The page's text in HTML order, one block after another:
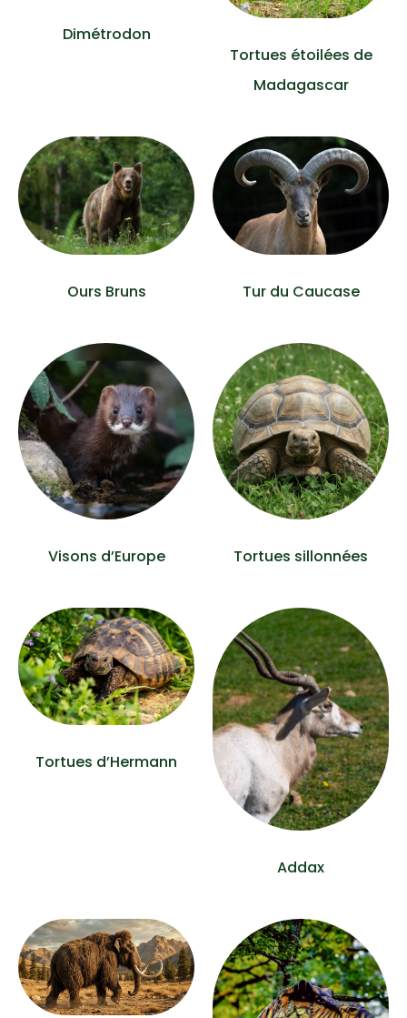
Dimétrodon
Tortues étoilées de
Madagascar
Ours Bruns Tur du Caucase
Visons d’Europe Tortues sillonnées
Tortues d’Hermann
Addax